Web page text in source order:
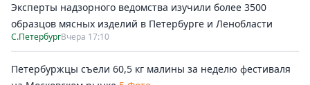
Эксперты надзорного ведомства изучили более 3500
образцов мясных изделий в Петербурге и Ленобласти
С.ПетербургВчера 17:10
Петербуржцы съели 60,5 кг малины за неделю фестиваля